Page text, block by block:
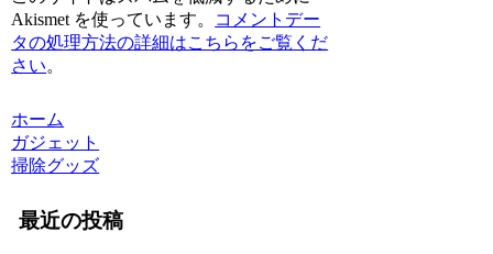
Akismet を使っています。
コメントデー
タの処理方法の詳細はこちらをご覧くだ
さい。
ホーム
ガジェット
掃除グッズ
最近の投稿